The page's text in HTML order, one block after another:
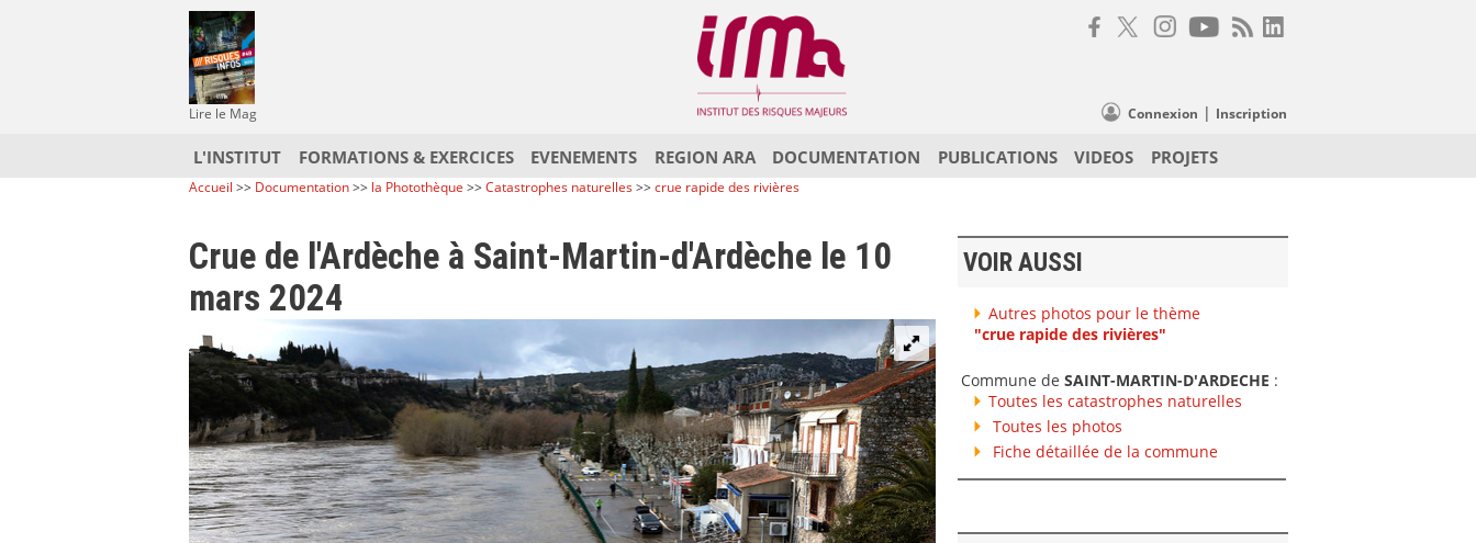
Lire le Mag Connexion | Inscription
L'INSTITUT FORMATIONS & EXERCICES EVENEMENTS REGION ARA DOCUMENTATION PUBLICATIONS VIDEOS PROJETS
Accueil >> Documentation>> la Photothèque >>Catastrophes naturelles>>crue rapide des rivières
Crue de l'Ardèche à Saint-Martin-d'Ardèche le 10
mars 2024
VOIR AUSSI
Autres photos pour le thème
"crue rapide des rivières"
Commune de SAINT-MARTIN-D'ARDECHE :
Toutes les catastrophes naturelles
Toutes les photos
Fiche détaillée de la commune